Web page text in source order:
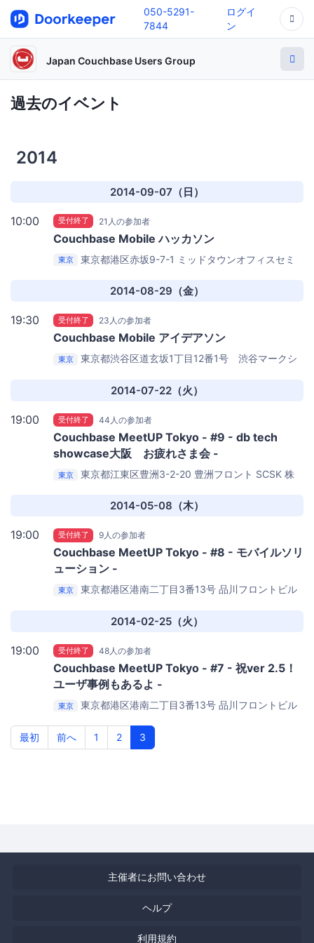
050-5291-
7844
ログイ
ン
Japan Couchbase Users Group
過去のイベント
2014
2014-09-07（日）
10:00 受付終了 21人の参加者
Couchbase Mobile ハッカソン
東京
東京都港区赤坂9-7-1 ミッドタウンオフィスセミ
2014-08-29（金）
19:30 受付終了 23人の参加者
Couchbase Mobile アイデアソン
東京
東京都渋谷区道玄坂1丁目12番1号 渋谷マークシ
2014-07-22（火）
19:00 受付終了 44人の参加者
Couchbase MeetUP Tokyo - #9 - db tech
showcase大阪 お疲れさま会 -
東京 東京都江東区豊洲3-2-20 豊洲フロント SCSK 株
2014-05-08（木）
19:00 受付終了 9人の参加者
Couchbase MeetUP Tokyo - #8 - モバイルソリ
ューション -
東京
東京都港区港南二丁目3番13号 品川フロントビル
2014-02-25（火）
19:00 受付終了 48人の参加者
Couchbase MeetUP Tokyo - #7 - 祝ver 2.5！
ユーザ事例もあるよ -
東京
東京都港区港南二丁目3番13号 品川フロントビル
最初
前へ 1 2 3
主催者にお問い合わせ
ヘルプ
利用規約